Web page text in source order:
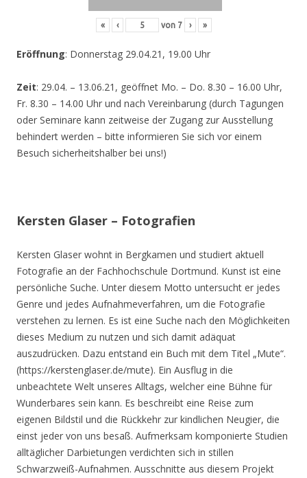
« ‹ von 7 › »
Eröffnung: Donnerstag 29.04.21, 19.00 Uhr
Zeit: 29.04. – 13.06.21, geöffnet Mo. – Do. 8.30 – 16.00 Uhr,
Fr. 8.30 – 14.00 Uhr und nach Vereinbarung (durch Tagungen
oder Seminare kann zeitweise der Zugang zur Ausstellung
behindert werden – bitte informieren Sie sich vor einem
Besuch sicherheitshalber bei uns!)
Kersten Glaser – Fotografien
Kersten Glaser wohnt in Bergkamen und studiert aktuell
Fotografie an der Fachhochschule Dortmund. Kunst ist eine
persönliche Suche. Unter diesem Motto untersucht er jedes
Genre und jedes Aufnahmeverfahren, um die Fotografie
verstehen zu lernen. Es ist eine Suche nach den Möglichkeiten
dieses Medium zu nutzen und sich damit adäquat
auszudrücken. Dazu entstand ein Buch mit dem Titel „Mute“.
(https://kerstenglaser.de/mute). Ein Ausflug in die
unbeachtete Welt unseres Alltags, welcher eine Bühne für
Wunderbares sein kann. Es beschreibt eine Reise zum
eigenen Bildstil und die Rückkehr zur kindlichen Neugier, die
einst jeder von uns besaß. Aufmerksam komponierte Studien
alltäglicher Darbietungen verdichten sich in stillen
Schwarzweiß-Aufnahmen. Ausschnitte aus diesem Projekt